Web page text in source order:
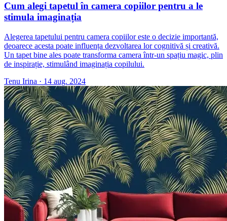
Cum alegi tapetul în camera copiilor pentru a le
stimula imaginația
Alegerea tapetului pentru camera copiilor este o decizie importantă,
deoarece acesta poate influența dezvoltarea lor cognitivă și creativă.
Un tapet bine ales poate transforma camera într-un spațiu magic, plin
de inspirație, stimulând imaginația copilului.
Tenu Irina · 14 aug. 2024